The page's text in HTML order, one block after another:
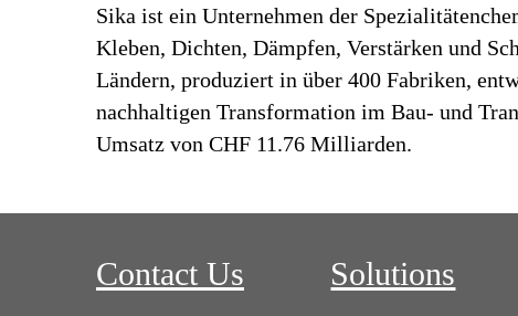
Sika ist ein Unternehmen der
Kleben, Dichten, Dämpfen, Verstärken und
Ländern, produziert in über 400 Fabriken,
nachhaltigen Transformation im Bau- und
Umsatz von CHF 11.76 Milliarden.
Contact Us Solutions